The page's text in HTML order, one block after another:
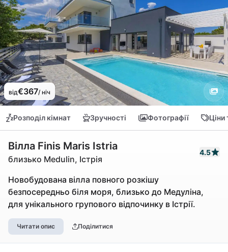
від€367/ ніч
Розподіл кімнат Зручності Фотографії Ціни
Вілла Finis Maris Istria
близько Medulin, Істрія
4.5
Новобудована вілла повного розкішу
безпосередньо біля моря, близько до Медуліна,
для унікального групового відпочинку в Істрії.
Читати опис Поділитися